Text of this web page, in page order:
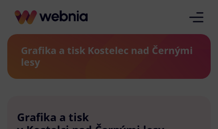
Grafika a tisk Kostelec nad Černými
lesy
Grafika a tisk